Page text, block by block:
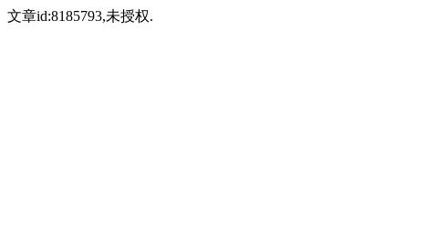
文章id:8185793,未授权.